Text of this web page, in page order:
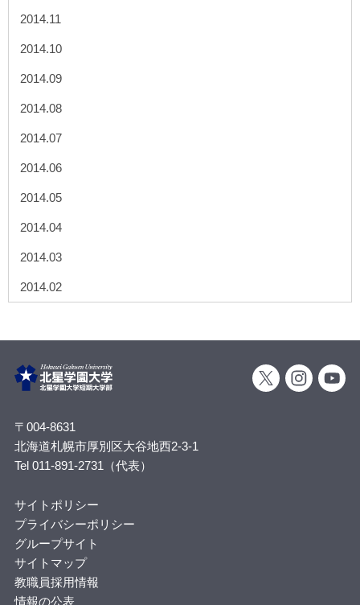
2014.11
2014.10
2014.09
2014.08
2014.07
2014.06
2014.05
2014.04
2014.03
2014.02
〒004-8631
北海道札幌市厚別区大谷地西2-3-1
Tel 011-891-2731（代表）
サイトポリシー
プライバシーポリシー
グループサイト
サイトマップ
教職員採用情報
情報の公表